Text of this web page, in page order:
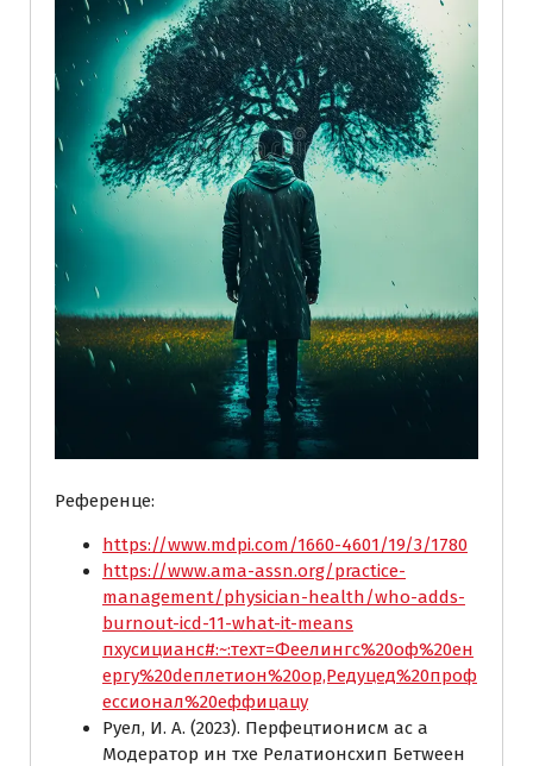
Референце:
https://www.mdpi.com/1660-4601/19/3/1780
https://www.ama-assn.org/practice-
management/physician-health/who-adds-
burnout-icd-11-what-it-means
пхyсицианс#:~:теxт=Феелингс%20оф%20ен
ергy%20dеплетион%20ор,Редуцед%20проф
ессионал%20еффицацy
Руел, И. А. (2023). Перфецтионисм ас а
Модератор ин тхе Релатионсхип Бетwеен